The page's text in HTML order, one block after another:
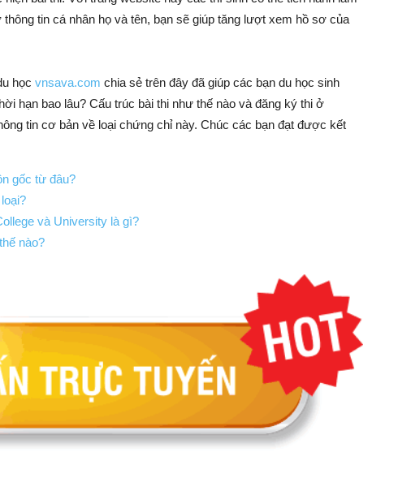
tin cá nhân họ và tên, bạn sẽ giúp tăng lượt xem hồ sơ của
học vnsava.com chia sẻ trên đây đã giúp các bạn du học sinh
hạn bao lâu? Cấu trúc bài thi như thế nào và đăng ký thi ở
tin cơ bản về loại chứng chỉ này. Chúc các bạn đạt được kết
gốc từ đâu?
và University là gì?
nào?